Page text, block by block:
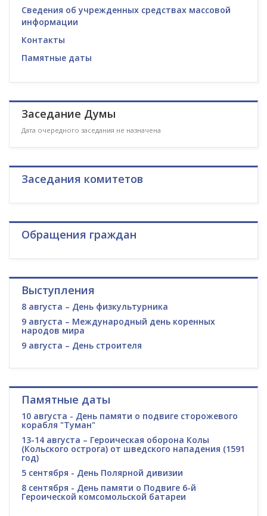
Сведения об учрежденных средствах массовой
информации
Контакты
Памятные даты
Заседание Думы
Дата очередного заседания не назначена
Заседания комитетов
Обращения граждан
Выступления
8 августа – День физкультурника
9 августа – Международный день коренных
народов мира
9 августа – День строителя
Памятные даты
10 августа - День памяти о подвиге сторожевого
корабля "Туман"
13-14 августа – Героическая оборона Колы
(Кольского острога) от шведского нападения (1591
год)
5 сентября - День Полярной дивизии
8 сентября - День памяти о Подвиге 6-й
Героической комсомольской батареи